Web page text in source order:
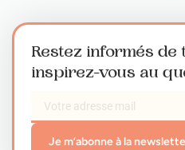
Restez informés de
inspirez-vous au
Je m’abonne à la